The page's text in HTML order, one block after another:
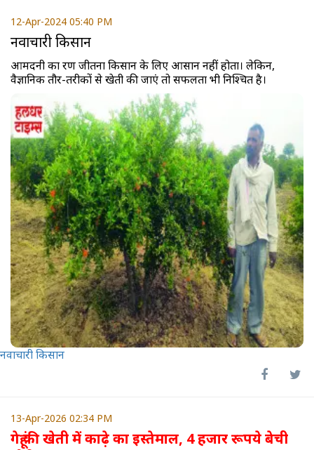
12-Apr-2024 05:40 PM
नवाचारी किसान
आमदनी का रण जीतना किसान के लिए आसान नहीं होता। लेकिन,
वैज्ञानिक तौर-तरीकों से खेती की जाएं तो सफलता भी निश्चित है।
नवाचारी किसान
13-Apr-2026 02:34 PM
गेहूं की खेती में काढ़े का इस्तेमाल, 4 हजार रूपये बेची